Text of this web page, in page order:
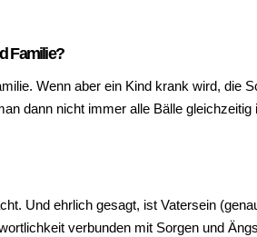
Familie?
Wenn aber ein Kind krank wird, die
dann nicht immer alle Bälle gleichzeitig
Und ehrlich gesagt, ist Vatersein
verbunden mit Sorgen und